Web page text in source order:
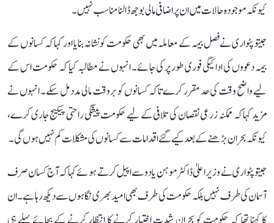
کیونکہ موجودہ حالات میں ان پر اضافی مالی بوجھ ڈالنا مناسب نہیں۔
جیتو پٹواری نے فصل بیمہ کے معاملہ میں بھی حکومت کو نشانہ بنایا اور کہا کہ کسانوں کے
بیمہ دعووں کی ادائیگی فوری طور پر کی جائے۔ انہوں نے مطالبہ کیا کہ حکومت اس کے
لیے واضح وقت کی حد مقرر کرے تاکہ کسانوں کو بروقت مالی مدد مل سکے۔ انہوں نے
مزید کہا کہ ممکنہ زرعی نقصان کی تلافی کے لیے حکومت پیشگی راحتی پیکیج جاری کرے،
کیونکہ بحران بڑھنے کے بعد کیے گئے اقدامات سے کسانوں کی مشکلات کم نہیں ہوں گی۔
جیتو پٹواری نے وزیر اعلیٰ ڈاکٹر موہن یادو سے اپیل کرتے ہوئے کہا کہ آج کسان صرف
آسمان کی طرف نہیں بلکہ حکومت کی طرف بھی امید بھری نگاہوں سے دیکھ رہا ہے۔ ان